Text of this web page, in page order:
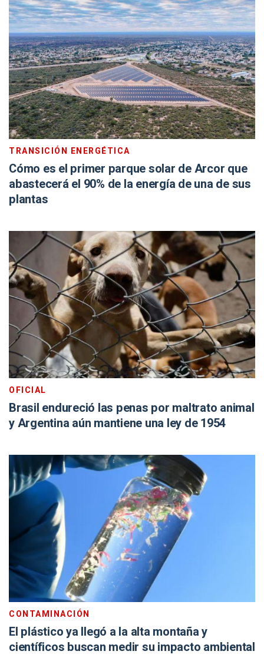
TRANSICIÓN ENERGÉTICA
Cómo es el primer parque solar de Arcor que
abastecerá el 90% de la energía de una de sus
plantas
OFICIAL
Brasil endureció las penas por maltrato animal
y Argentina aún mantiene una ley de 1954
CONTAMINACIÓN
El plástico ya llegó a la alta montaña y
científicos buscan medir su impacto ambiental